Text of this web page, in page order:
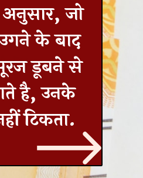
जो
के बाद
डूबने से
है, उनके
टिकता.